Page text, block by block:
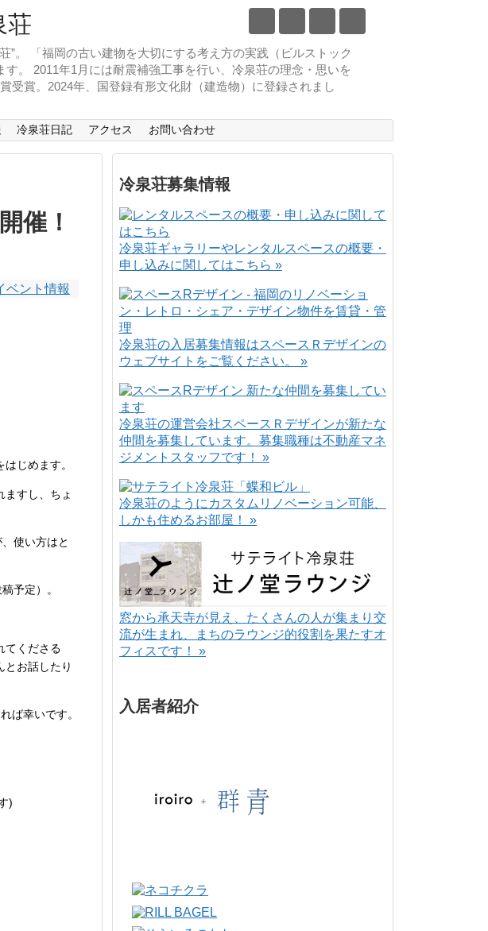
。 「福岡の古い建物を大切にする考え方の実践（ビルストック
。 2011年1月には耐震補強工事を行い、冷泉荘の理念・思いを
受賞。2024年、国登録有形文化財（建造物）に登録されまし
冷泉荘日記 アクセス お問い合わせ
催！
ベント情報
じめます。
ますし、ちょ
使い方はと
予定）。
てくださる
とお話したり
ば幸いです。
)
冷泉荘募集情報
冷泉荘ギャラリーやレンタルスペースの概要・
申し込みに関してはこちら »
冷泉荘の入居募集情報はスペースＲデザインの
ウェブサイトをご覧ください。 »
冷泉荘の運営会社スペースＲデザインが新たな
仲間を募集しています。募集職種は不動産マネ
ジメントスタッフです！ »
冷泉荘のようにカスタムリノベーション可能、
しかも住めるお部屋！ »
窓から承天寺が見え、たくさんの人が集まり交
流が生まれ、まちのラウンジ的役割を果たすオ
フィスです！ »
入居者紹介